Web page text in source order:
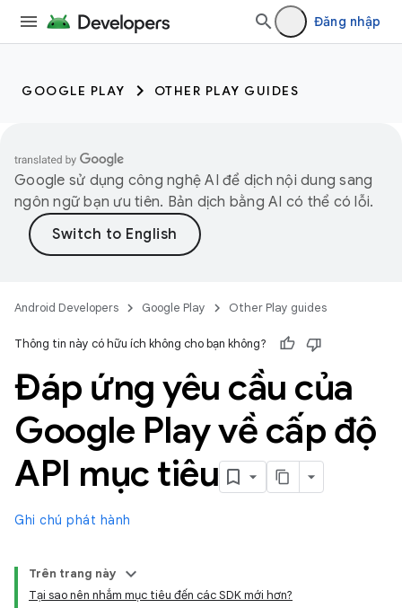
Đăng nhập
GOOGLE PLAY OTHER PLAY GUIDES
Google sử dụng công nghệ AI để dịch nội dung sang
ngôn ngữ bạn ưu tiên. Bản dịch bằng AI có thể có lỗi.
Android Developers Google Play Other Play guides
Thông tin này có hữu ích không cho bạn không?
Đáp ứng yêu cầu của
Google Play về cấp độ
API mục tiêu
Ghi chú phát hành
Trên trang này
Tại sao nên nhắm mục tiêu đến các SDK mới hơn?